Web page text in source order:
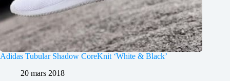
Adidas Tubular Shadow CoreKnit ‘White & Black’
20 mars 2018